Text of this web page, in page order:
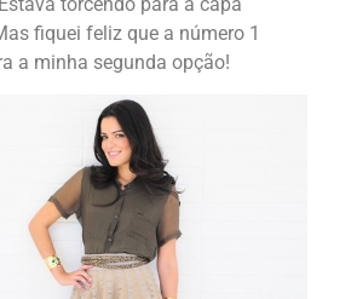
fiquei feliz que a número 1
a minha segunda opção!